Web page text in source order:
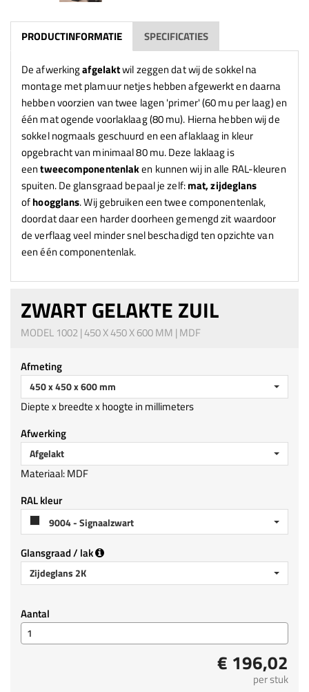
PRODUCTINFORMATIE SPECIFICATIES
De afwerkingafgelaktwil zeggen dat wij de sokkel na
montage met plamuur netjes hebben afgewerkt en daarna
hebben voorzien van twee lagen 'primer' (60 mu per laag) en
één mat ogende voorlaklaag (80 mu). Hierna hebben wij de
sokkel nogmaals geschuurd en een aflaklaag in kleur
opgebracht van minimaal 80 mu. Deze laklaag is
eentweecomponentenlaken kunnen wij in alle RAL-kleuren
spuiten. De glansgraad bepaal je zelf:mat, zijdeglans
ofhoogglans. Wij gebruiken een twee componentenlak,
doordat daar een harder doorheen gemengd zit waardoor
de verflaag veel minder snel beschadigd ten opzichte van
een één componentenlak.
ZWART GELAKTE ZUIL
MODEL 1002 | 450 X 450 X 600 MM | MDF
Afmeting
450 x 450 x 600 mm
Diepte x breedte x hoogte in millimeters
Afwerking
Afgelakt
Materiaal: MDF
RAL kleur
9004 - Signaalzwart
Glansgraad / lak
Zijdeglans 2K
Aantal
€ 196,02
per stuk